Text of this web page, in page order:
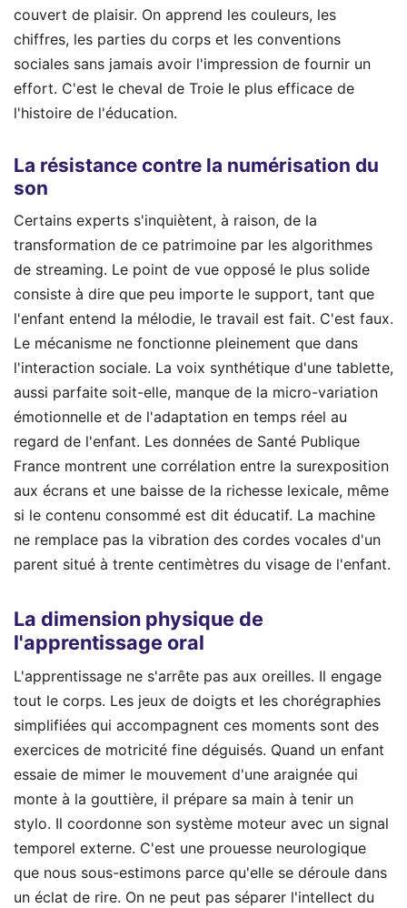
couvert de plaisir. On apprend les couleurs, les
chiffres, les parties du corps et les conventions
sociales sans jamais avoir l'impression de fournir un
effort. C'est le cheval de Troie le plus efficace de
l'histoire de l'éducation.
La résistance contre la numérisation du
son
Certains experts s'inquiètent, à raison, de la
transformation de ce patrimoine par les algorithmes
de streaming. Le point de vue opposé le plus solide
consiste à dire que peu importe le support, tant que
l'enfant entend la mélodie, le travail est fait. C'est faux.
Le mécanisme ne fonctionne pleinement que dans
l'interaction sociale. La voix synthétique d'une tablette,
aussi parfaite soit-elle, manque de la micro-variation
émotionnelle et de l'adaptation en temps réel au
regard de l'enfant. Les données de Santé Publique
France montrent une corrélation entre la surexposition
aux écrans et une baisse de la richesse lexicale, même
si le contenu consommé est dit éducatif. La machine
ne remplace pas la vibration des cordes vocales d'un
parent situé à trente centimètres du visage de l'enfant.
La dimension physique de
l'apprentissage oral
L'apprentissage ne s'arrête pas aux oreilles. Il engage
tout le corps. Les jeux de doigts et les chorégraphies
simplifiées qui accompagnent ces moments sont des
exercices de motricité fine déguisés. Quand un enfant
essaie de mimer le mouvement d'une araignée qui
monte à la gouttière, il prépare sa main à tenir un
stylo. Il coordonne son système moteur avec un signal
temporel externe. C'est une prouesse neurologique
que nous sous-estimons parce qu'elle se déroule dans
un éclat de rire. On ne peut pas séparer l'intellect du